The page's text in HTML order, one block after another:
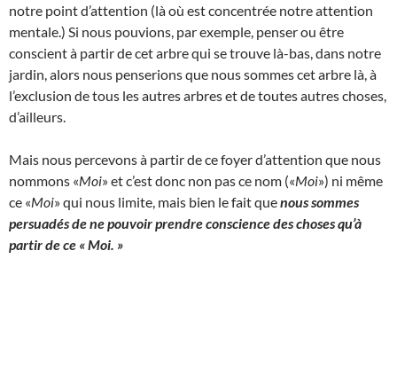
notre point d’attention (là où est concentrée notre attention
mentale.) Si nous pouvions, par exemple, penser ou être
conscient à partir de cet arbre qui se trouve là-bas, dans notre
jardin, alors nous penserions que nous sommes cet arbre là, à
l’exclusion de tous les autres arbres et de toutes autres choses,
d’ailleurs.
Mais nous percevons à partir de ce foyer d’attention que nous
nommons «Moi» et c’est donc non pas ce nom («Moi») ni même
ce «Moi» qui nous limite, mais bien le fait quenous sommes
persuadés de ne pouvoir prendre conscience des choses qu’à
partir de ce « Moi. »